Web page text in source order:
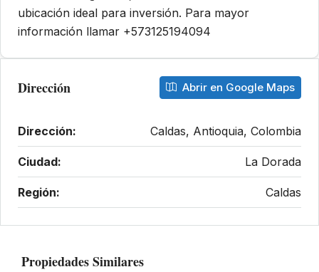
ubicación ideal para inversión. Para mayor
información llamar +573125194094
Dirección Abrir en Google Maps
Dirección: Caldas, Antioquia, Colombia
Ciudad: La Dorada
Región: Caldas
Propiedades Similares